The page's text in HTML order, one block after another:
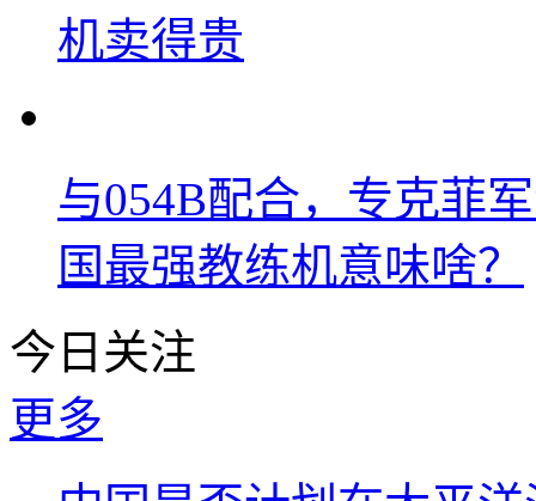
机卖得贵
与054B配合，专克菲
国最强教练机意味啥？
今日关注
更多